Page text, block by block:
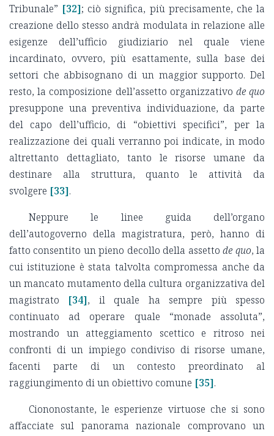
Tribunale” [32]; ciò significa, più precisamente, che la
creazione dello stesso andrà modulata in relazione alle
esigenze dell’ufficio giudiziario nel quale viene
incardinato, ovvero, più esattamente, sulla base dei
settori che abbisognano di un maggior supporto. Del
resto, la composizione dell’assetto organizzativo de quo
presuppone una preventiva individuazione, da parte
del capo dell’ufficio, di “obiettivi specifici”, per la
realizzazione dei quali verranno poi indicate, in modo
altrettanto dettagliato, tanto le risorse umane da
destinare alla struttura, quanto le attività da
svolgere [33].
Neppure le linee guida dell’organo
dell’autogoverno della magistratura, però, hanno di
fatto consentito un pieno decollo della assettode quo, la
cui istituzione è stata talvolta compromessa anche da
un mancato mutamento della cultura organizzativa del
magistrato
[34], il quale ha sempre più spesso
continuato ad operare quale “monade assoluta”,
mostrando un atteggiamento scettico e ritroso nei
confronti di un impiego condiviso di risorse umane,
facenti parte di un contesto preordinato al
raggiungimento di un obiettivo comune [35].
Ciononostante, le esperienze virtuose che si sono
affacciate sul panorama nazionale comprovano un